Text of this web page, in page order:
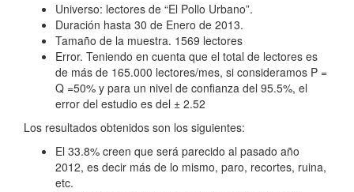
Universo: lectores de “El Pollo Urbano”.
Duración hasta 30 de Enero de 2013.
Tamaño de la muestra. 1569 lectores
Error. Teniendo en cuenta que el total de lectores es
de más de 165.000 lectores/mes, si consideramos P =
Q =50% y para un nivel de confianza del 95.5%, el
error del estudio es del ± 2.52
Los resultados obtenidos son los siguientes:
El 33.8% creen que será parecido al pasado año
2012, es decir más de lo mismo, paro, recortes, ruina,
etc.